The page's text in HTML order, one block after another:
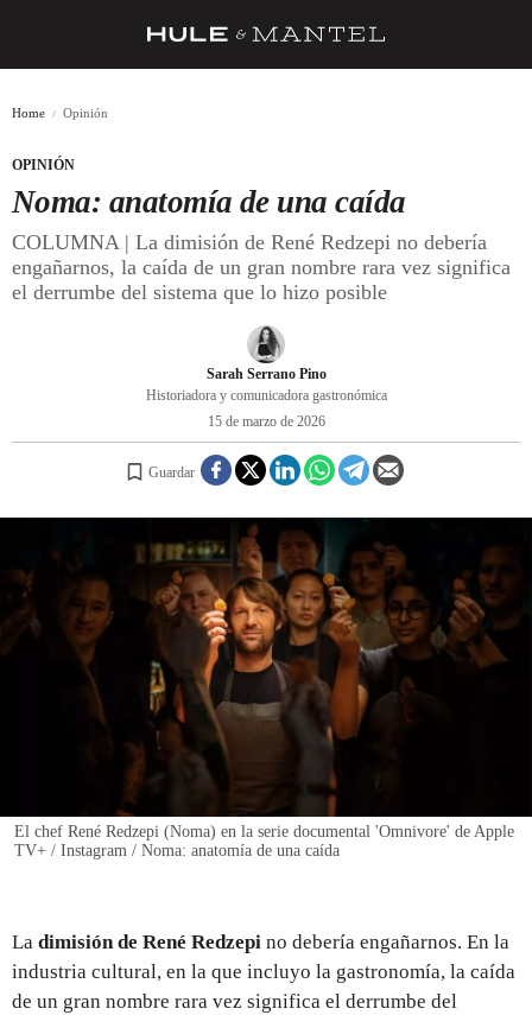
DÓNDE COMER
MENÚ DEL DÍA
REGISTRO
INICIAR SESIÓN
Home Opinión
OPINIÓN
Noma: anatomía de una caída
COLUMNA | La dimisión de René Redzepi no debería
engañarnos, la caída de un gran nombre rara vez significa
el derrumbe del sistema que lo hizo posible
Sarah Serrano Pino
Historiadora y comunicadora gastronómica
15 de marzo de 2026
Guardar
El chef René Redzepi (Noma) en la serie documental 'Omnivore' de Apple
TV+ / Instagram / Noma: anatomía de una caída
La dimisión de René Redzepi no debería engañarnos. En la
industria cultural, en la que incluyo la gastronomía, la caída
de un gran nombre rara vez significa el derrumbe del